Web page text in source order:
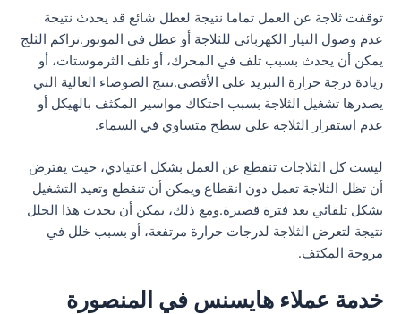
توقفت ثلاجة عن العمل تماما نتيجة لعطل شائع قد يحدث نتيجة
عدم وصول التيار الكهربائي للثلاجة أو عطل في الموتور.تراكم الثلج
يمكن أن يحدث بسبب تلف في المحرك، أو تلف الثرموستات، أو
زيادة درجة حرارة التبريد على الأقصى.تنتج الضوضاء العالية التي
يصدرها تشغيل الثلاجة بسبب احتكاك مواسير المكثف بالهيكل أو
عدم استقرار الثلاجة على سطح متساوي في السماء.
ليست كل الثلاجات تنقطع عن العمل بشكل اعتيادي، حيث يفترض
أن تظل الثلاجة تعمل دون انقطاع ويمكن أن تنقطع وتعيد التشغيل
بشكل تلقائي بعد فترة قصيرة.ومع ذلك، يمكن أن يحدث هذا الخلل
نتيجة لتعرض الثلاجة لدرجات حرارة مرتفعة، أو بسبب خلل في
مروحة المكثف.
خدمة عملاء هايسنس في المنصورة